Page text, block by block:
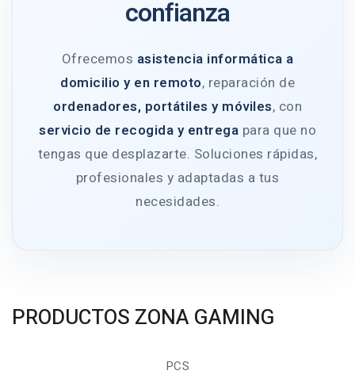
confianza
Ofrecemos asistencia informática a
domicilio y en remoto, reparación de
ordenadores, portátiles y móviles, con
servicio de recogida y entrega para que no
tengas que desplazarte. Soluciones rápidas,
profesionales y adaptadas a tus
necesidades.
PRODUCTOS ZONA GAMING
PCS